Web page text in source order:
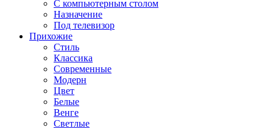
С компьютерным столом
Назначение
Под телевизор
Прихожие
Стиль
Классика
Современные
Модерн
Цвет
Белые
Венге
Светлые